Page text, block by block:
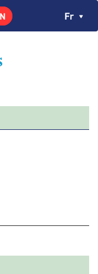
Fr